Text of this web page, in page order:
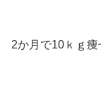
2か月で10ｋｇ痩